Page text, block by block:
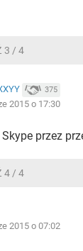
3 / 4
375
2015 o 17:30
przez
4 / 4
2015 o 07:02